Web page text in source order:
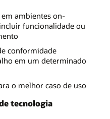
ambientes on-
funcionalidade ou
conformidade
em um determinado
o melhor caso de uso
tecnologia